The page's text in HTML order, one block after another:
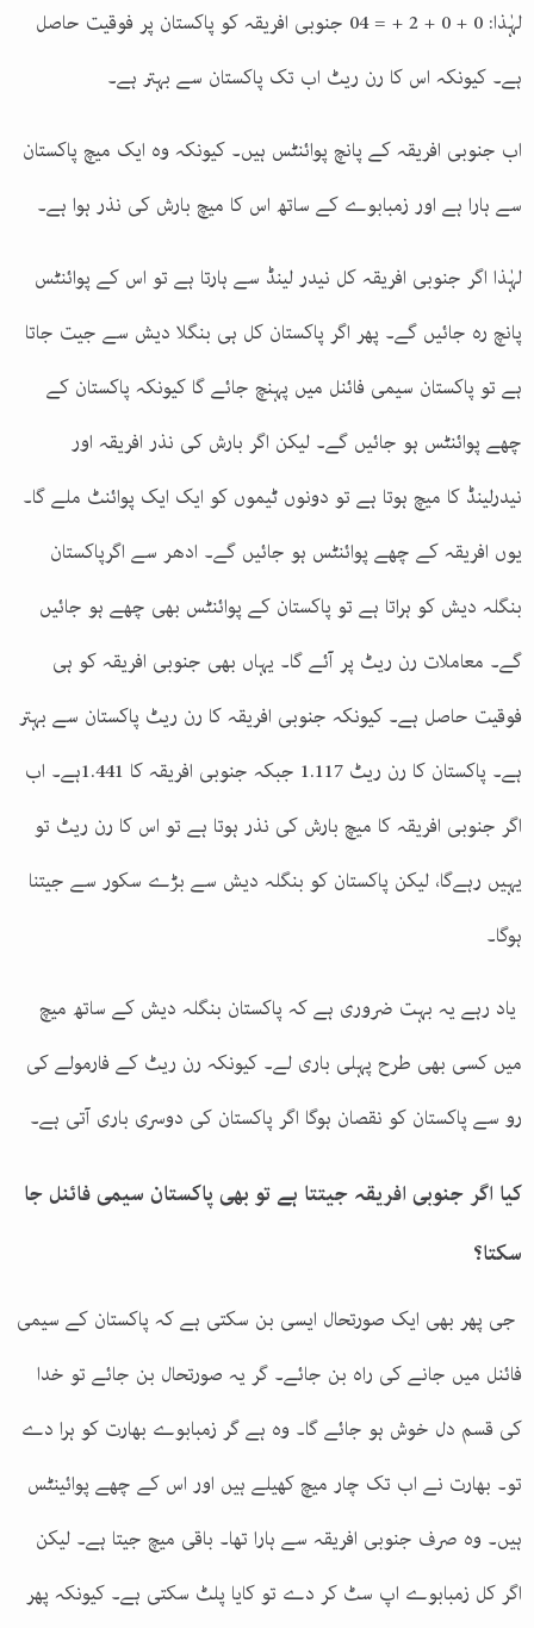
لہٰذا: 0 + 0 + 2 + = 04 جنوبی افریقہ کو پاکستان پر فوقیت حاصل
ہے۔ کیونکہ اس کا رن ریٹ اب تک پاکستان سے بہتر ہے۔
اب جنوبی افریقہ کے پانچ پوائنٹس ہیں۔ کیونکہ وہ ایک میچ پاکستان
سے ہارا ہے اور زمبابوے کے ساتھ اس کا میچ بارش کی نذر ہوا ہے۔
لہٰذا اگر جنوبی افریقہ کل نیدر لینڈ سے ہارتا ہے تو اس کے پوائنٹس
پانچ رہ جائیں گے۔ پھر اگر پاکستان کل ہی بنگلا دیش سے جیت جاتا
ہے تو پاکستان سیمی فائنل میں پہنچ جائے گا کیونکہ پاکستان کے
چھے پوائنٹس ہو جائیں گے۔ لیکن اگر بارش کی نذر افریقہ اور
نیدرلینڈ کا میچ ہوتا ہے تو دونوں ٹیموں کو ایک ایک پوائنٹ ملے گا۔
یوں افریقہ کے چھے پوائنٹس ہو جائیں گے۔ ادھر سے اگرپاکستان
بنگلہ دیش کو ہراتا ہے تو پاکستان کے پوائنٹس بھی چھے ہو جائیں
گے۔ معاملات رن ریٹ پر آئے گا۔ یہاں بھی جنوبی افریقہ کو ہی
فوقیت حاصل ہے۔ کیونکہ جنوبی افریقہ کا رن ریٹ پاکستان سے بہتر
ہے۔ پاکستان کا رن ریٹ 1.117 جبکہ جنوبی افریقہ کا 1.441ہے۔ اب
اگر جنوبی افریقہ کا میچ بارش کی نذر ہوتا ہے تو اس کا رن ریٹ تو
یہیں رہےگا، لیکن پاکستان کو بنگلہ دیش سے بڑے سکور سے جیتنا
ہوگا۔
یاد رہے یہ بہت ضروری ہے کہ پاکستان بنگلہ دیش کے ساتھ میچ
میں کسی بھی طرح پہلی باری لے۔ کیونکہ رن ریٹ کے فارمولے کی
رو سے پاکستان کو نقصان ہوگا اگر پاکستان کی دوسری باری آتی ہے۔
کیا اگر جنوبی افریقہ جیتتا ہے تو بھی پاکستان سیمی فائنل جا
سکتا؟
جی پھر بھی ایک صورتحال ایسی بن سکتی ہے کہ پاکستان کے سیمی
فائنل میں جانے کی راہ بن جائے۔ گر یہ صورتحال بن جائے تو خدا
کی قسم دل خوش ہو جائے گا۔ وہ ہے گر زمبابوے بھارت کو ہرا دے
تو۔ بھارت نے اب تک چار میچ کھیلے ہیں اور اس کے چھے پوائینٹس
ہیں۔ وہ صرف جنوبی افریقہ سے ہارا تھا۔ باقی میچ جیتا ہے۔ لیکن
اگر کل زمبابوے اپ سٹ کر دے تو کایا پلٹ سکتی ہے۔ کیونکہ پھر